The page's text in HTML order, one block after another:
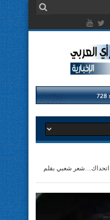
اتحداك…شعر شعبي بقلم